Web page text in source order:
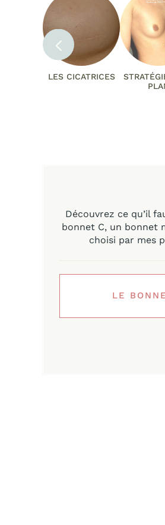
LES CICATRICES
Découvrez ce qu’il
bonnet C, un bonnet
choisi par mes
LE